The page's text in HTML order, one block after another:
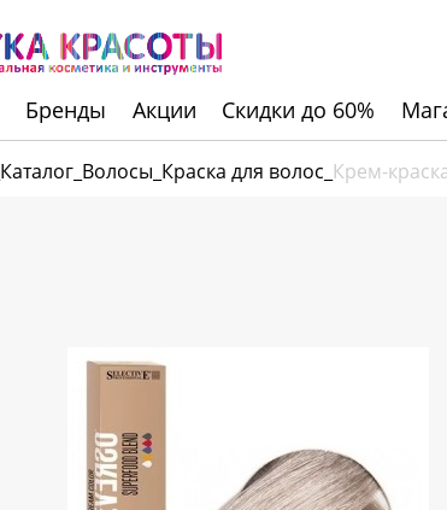
Бренды Акции Скидки до 60%
Каталог Волосы Краска для волос Крем-